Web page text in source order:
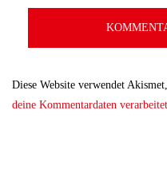
Diese Website verwendet
deine Kommentardaten